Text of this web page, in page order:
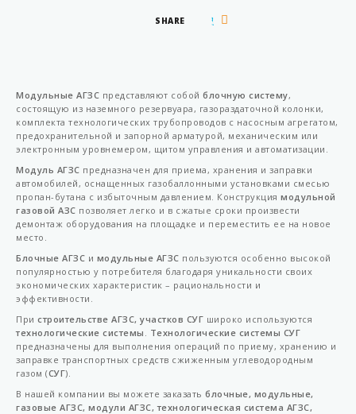
SHARE
Модульные АГЗС представляют собой блочную систему,
состоящую из наземного резервуара, газораздаточной колонки,
комплекта технологических трубопроводов с насосным агрегатом,
предохранительной и запорной арматурой, механическим или
электронным уровнемером, щитом управления и автоматизации.
Модуль АГЗС предназначен для приема, хранения и заправки
автомобилей, оснащенных газобаллонными установками смесью
пропан-бутана с избыточным давлением. Конструкция модульной
газовой АЗС позволяет легко и в сжатые сроки произвести
демонтаж оборудования на площадке и переместить ее на новое
место.
Блочные АГЗС и модульные АГЗС пользуются особенно высокой
популярностью у потребителя благодаря уникальности своих
экономических характеристик – рациональности и
эффективности.
При строительстве АГЗС, участков СУГ широко используются
технологические системы . Технологические системы СУГ
предназначены для выполнения операций по приему, хранению и
заправке транспортных средств сжиженным углеводородным
газом (СУГ).
В нашей компании вы можете заказать блочные, модульные,
газовые АГЗС, модули АГЗС, технологическая система АГЗС,